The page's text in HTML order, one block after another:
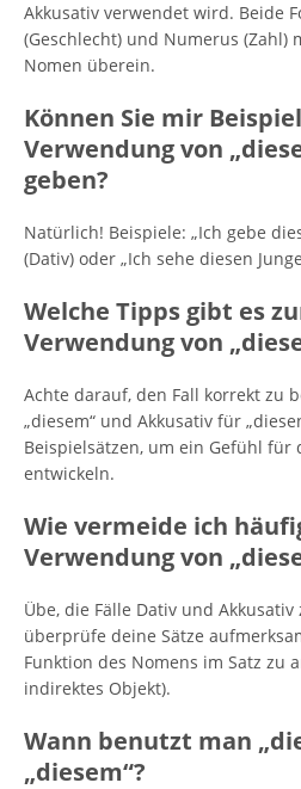
Akkusativ verwendet wird. Beide
(Geschlecht) und Numerus (Zahl)
Nomen überein.
Können Sie mir
Verwendung von
geben?
Natürlich! Beispiele: „Ich gebe
(Dativ) oder „Ich sehe diesen
Welche Tipps gibt es
Verwendung von
Achte darauf, den Fall korrekt zu
„diesem“ und Akkusativ für
Beispielsätzen, um ein Gefühl für
entwickeln.
Wie vermeide ich
Verwendung von
Übe, die Fälle Dativ und
überprüfe deine Sätze
Funktion des Nomens im Satz zu
indirektes Objekt).
Wann benutzt man
„diesem“?